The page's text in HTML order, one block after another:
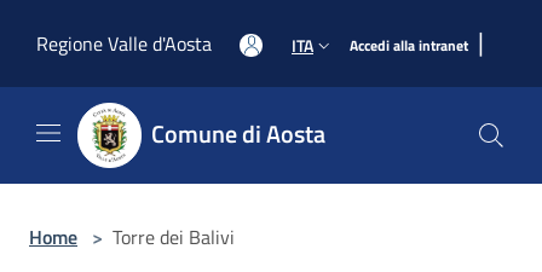
Regione Valle d'Aosta
ITA Accedi alla intranet |
Comune di Aosta
Home > Torre dei Balivi